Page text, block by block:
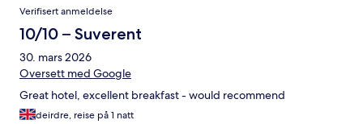
Verifisert anmeldelse
10/10 – Suverent
30. mars 2026
Oversett med Google
Great hotel, excellent breakfast - would recommend
deirdre, reise på 1 natt